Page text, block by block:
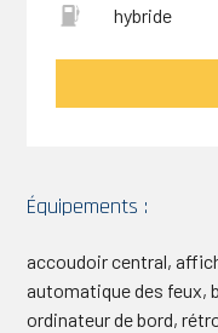
hybride
Équipements :
accoudoir central,
automatique des feux,
ordinateur de bord,